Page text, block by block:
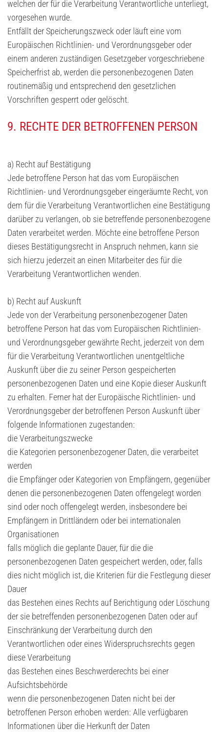
welchen der für die Verarbeitung Verantwortliche unterliegt,
vorgesehen wurde.
Entfällt der Speicherungszweck oder läuft eine vom
Europäischen Richtlinien- und Verordnungsgeber oder
einem anderen zuständigen Gesetzgeber vorgeschriebene
Speicherfrist ab, werden die personenbezogenen Daten
routinemäßig und entsprechend den gesetzlichen
Vorschriften gesperrt oder gelöscht.
9. RECHTE DER BETROFFENEN PERSON
a) Recht auf Bestätigung
Jede betroffene Person hat das vom Europäischen
Richtlinien- und Verordnungsgeber eingeräumte Recht, von
dem für die Verarbeitung Verantwortlichen eine Bestätigung
darüber zu verlangen, ob sie betreffende personenbezogene
Daten verarbeitet werden. Möchte eine betroffene Person
dieses Bestätigungsrecht in Anspruch nehmen, kann sie
sich hierzu jederzeit an einen Mitarbeiter des für die
Verarbeitung Verantwortlichen wenden.
b) Recht auf Auskunft
Jede von der Verarbeitung personenbezogener Daten
betroffene Person hat das vom Europäischen Richtlinien-
und Verordnungsgeber gewährte Recht, jederzeit von dem
für die Verarbeitung Verantwortlichen unentgeltliche
Auskunft über die zu seiner Person gespeicherten
personenbezogenen Daten und eine Kopie dieser Auskunft
zu erhalten. Ferner hat der Europäische Richtlinien- und
Verordnungsgeber der betroffenen Person Auskunft über
folgende Informationen zugestanden:
die Verarbeitungszwecke
die Kategorien personenbezogener Daten, die verarbeitet
werden
die Empfänger oder Kategorien von Empfängern, gegenüber
denen die personenbezogenen Daten offengelegt worden
sind oder noch offengelegt werden, insbesondere bei
Empfängern in Drittländern oder bei internationalen
Organisationen
falls möglich die geplante Dauer, für die die
personenbezogenen Daten gespeichert werden, oder, falls
dies nicht möglich ist, die Kriterien für die Festlegung dieser
Dauer
das Bestehen eines Rechts auf Berichtigung oder Löschung
der sie betreffenden personenbezogenen Daten oder auf
Einschränkung der Verarbeitung durch den
Verantwortlichen oder eines Widerspruchsrechts gegen
diese Verarbeitung
das Bestehen eines Beschwerderechts bei einer
Aufsichtsbehörde
wenn die personenbezogenen Daten nicht bei der
betroffenen Person erhoben werden: Alle verfügbaren
Informationen über die Herkunft der Daten